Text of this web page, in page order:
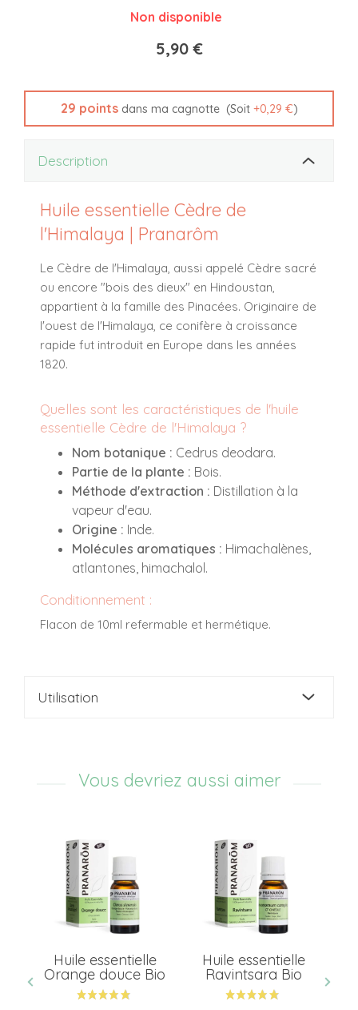
Non disponible
5,90 €
29 pointsdans ma cagnotte (Soit +0,29 €)
Description
Huile essentielle Cèdre de
l'Himalaya | Pranarôm
Le Cèdre de l'Himalaya, aussi appelé Cèdre sacré
ou encore "bois des dieux" en Hindoustan,
appartient à la famille des Pinacées. Originaire de
l'ouest de l'Himalaya, ce conifère à croissance
rapide fut introduit en Europe dans les années
1820.
Quelles sont les caractéristiques de l'huile
essentielle Cèdre de l'Himalaya ?
Nom botanique : Cedrus deodara.
Partie de la plante : Bois.
Méthode d'extraction : Distillation à la
vapeur d'eau.
Origine : Inde.
Molécules aromatiques : Himachalènes,
atlantones, himachalol.
Conditionnement :
Flacon de 10ml refermable et hermétique.
Utilisation
Vous devriez aussi aimer
Huile essentielle
Orange douce Bio
Huile essentielle
Ravintsara Bio